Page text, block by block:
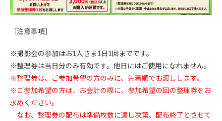
［注意事項］
※撮影会の参加はお1人さま1日1回までです。
※整理券は当日分のみ有効です。他日にはご使用になれません。
※整理券は、ご参加希望の方のみに、先着順でお渡しします。
※ご参加希望の方は、お会計の際に、参加希望の回の整理券をお
求めください。
なお、整理券の配布は準備枚数に達し次第、配布終了とさせて